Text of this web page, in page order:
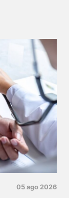
05 ago 2026